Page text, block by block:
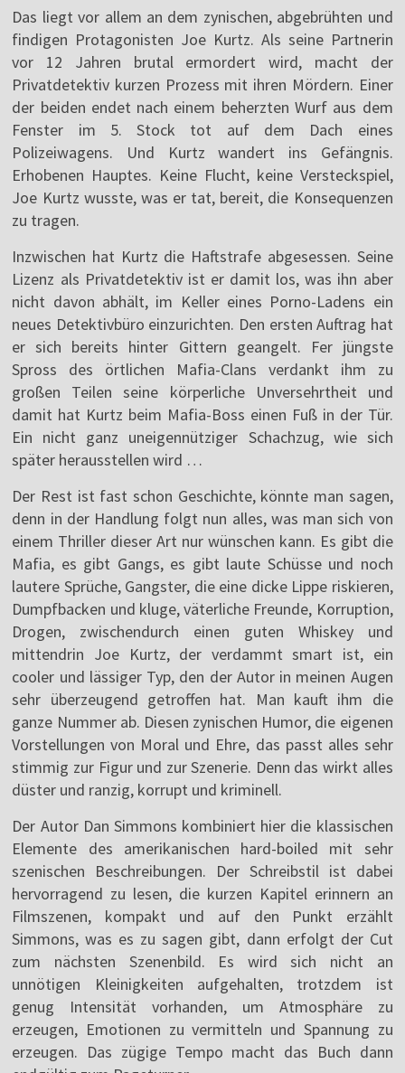
Das liegt vor allem an dem zynischen, abgebrühten und
findigen Protagonisten Joe Kurtz. Als seine Partnerin
vor 12 Jahren brutal ermordert wird, macht der
Privatdetektiv kurzen Prozess mit ihren Mördern. Einer
der beiden endet nach einem beherzten Wurf aus dem
Fenster im 5. Stock tot auf dem Dach eines
Polizeiwagens. Und Kurtz wandert ins Gefängnis.
Erhobenen Hauptes. Keine Flucht, keine Versteckspiel,
Joe Kurtz wusste, was er tat, bereit, die Konsequenzen
zu tragen.
Inzwischen hat Kurtz die Haftstrafe abgesessen. Seine
Lizenz als Privatdetektiv ist er damit los, was ihn aber
nicht davon abhält, im Keller eines Porno-Ladens ein
neues Detektivbüro einzurichten. Den ersten Auftrag hat
er sich bereits hinter Gittern geangelt. Fer jüngste
Spross des örtlichen Mafia-Clans verdankt ihm zu
großen Teilen seine körperliche Unversehrtheit und
damit hat Kurtz beim Mafia-Boss einen Fuß in der Tür.
Ein nicht ganz uneigennütziger Schachzug, wie sich
später herausstellen wird …
Der Rest ist fast schon Geschichte, könnte man sagen,
denn in der Handlung folgt nun alles, was man sich von
einem Thriller dieser Art nur wünschen kann. Es gibt die
Mafia, es gibt Gangs, es gibt laute Schüsse und noch
lautere Sprüche, Gangster, die eine dicke Lippe riskieren,
Dumpfbacken und kluge, väterliche Freunde, Korruption,
Drogen, zwischendurch einen guten Whiskey und
mittendrin Joe Kurtz, der verdammt smart ist, ein
cooler und lässiger Typ, den der Autor in meinen Augen
sehr überzeugend getroffen hat. Man kauft ihm die
ganze Nummer ab. Diesen zynischen Humor, die eigenen
Vorstellungen von Moral und Ehre, das passt alles sehr
stimmig zur Figur und zur Szenerie. Denn das wirkt alles
düster und ranzig, korrupt und kriminell.
Der Autor Dan Simmons kombiniert hier die klassischen
Elemente des amerikanischen hard-boiled mit sehr
szenischen Beschreibungen. Der Schreibstil ist dabei
hervorragend zu lesen, die kurzen Kapitel erinnern an
Filmszenen, kompakt und auf den Punkt erzählt
Simmons, was es zu sagen gibt, dann erfolgt der Cut
zum nächsten Szenenbild. Es wird sich nicht an
unnötigen Kleinigkeiten aufgehalten, trotzdem ist
genug Intensität vorhanden, um Atmosphäre zu
erzeugen, Emotionen zu vermitteln und Spannung zu
erzeugen. Das zügige Tempo macht das Buch dann